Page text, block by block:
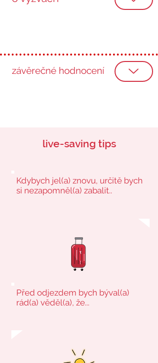
závěrečné hodnocení
live-saving tips
Kdybych jel(a) znovu, určitě bych
si nezapomněl(a) zabalit..
Před odjezdem bych býval(a)
rád(a) věděl(a), že...